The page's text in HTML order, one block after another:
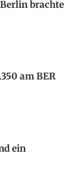
brachte
am BER
ein